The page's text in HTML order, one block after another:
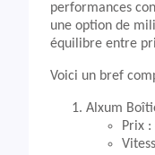
performances
une option de
équilibre entre
Voici un bref
Alxum
Prix :